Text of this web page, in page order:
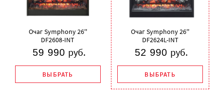
Очаг Symphony 26''
DF2608-INT
59 990 руб.
ВЫБРАТЬ
Очаг Symphony 26''
DF2624L-INT
52 990 руб.
ВЫБРАТЬ